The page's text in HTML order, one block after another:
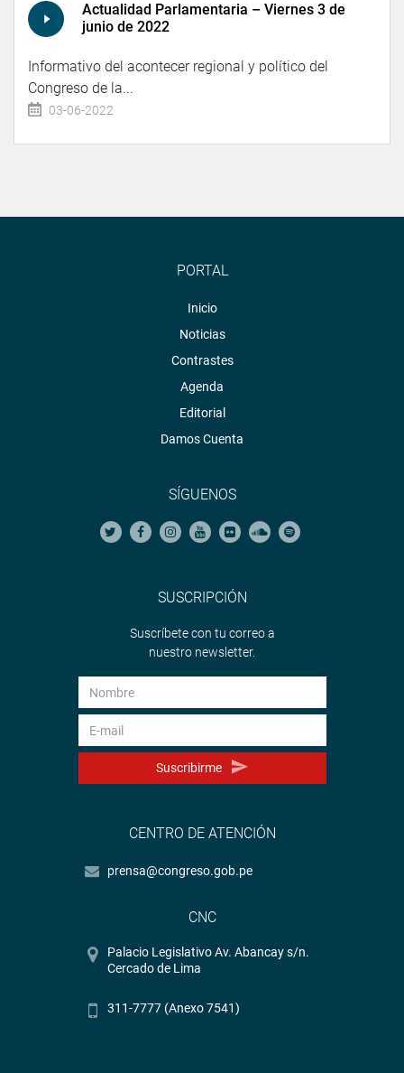
Actualidad Parlamentaria – Viernes 3 de
junio de 2022
Informativo del acontecer regional y político del
Congreso de la...
03-06-2022
PORTAL
Inicio
Noticias
Contrastes
Agenda
Editorial
Damos Cuenta
SÍGUENOS
SUSCRIPCIÓN
Suscríbete con tu correo a
nuestro newsletter.
Suscribirme
CENTRO DE ATENCIÓN
prensa@congreso.gob.pe
CNC
Palacio Legislativo Av. Abancay s/n.
Cercado de Lima
311-7777 (Anexo 7541)